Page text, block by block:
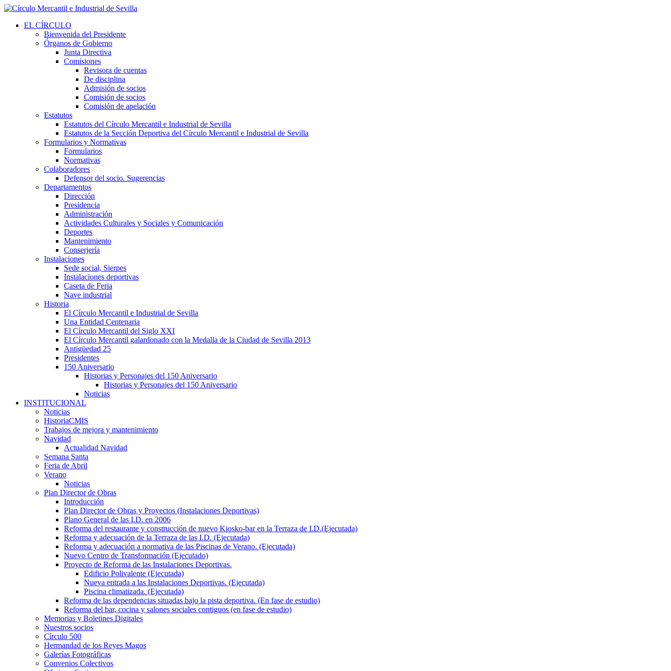
EL CÍRCULO
Bienvenida del Presidente
Órganos de Gobierno
Junta Directiva
Comisiones
Revisora de cuentas
De disciplina
Admisión de socios
Comisión de socios
Comisión de apelación
Estatutos
Estatutos del Círculo Mercantil e Industrial de Sevilla
Estatutos de la Sección Deportiva del Círculo Mercantil e Industrial de Sevilla
Formularios y Normativas
Formularios
Normativas
Colaboradores
Defensor del socio. Sugerencias
Departamentos
Dirección
Presidencia
Administración
Actividades Culturales y Sociales y Comunicación
Deportes
Mantenimiento
Conserjería
Instalaciones
Sede social, Sierpes
Instalaciones deportivas
Caseta de Feria
Nave industrial
Historia
El Círculo Mercantil e Industrial de Sevilla
Una Entidad Centenaria
El Círculo Mercantil del Siglo XXI
El Círculo Mercantil galardonado con la Medalla de la Ciudad de Sevilla 2013
Antigüedad 25
Presidentes
150 Aniversario
Historias y Personajes del 150 Aniversario
Historias y Personajes del 150 Aniversario
Noticias
INSTITUCIONAL
Noticias
HistoriaCMIS
Trabajos de mejora y mantenimiento
Navidad
Actualidad Navidad
Semana Santa
Feria de Abril
Verano
Noticias
Plan Director de Obras
Introducción
Plan Director de Obras y Proyectos (Instalaciones Deportivas)
Plano General de las I.D. en 2006
Reforma del restaurante y construcción de nuevo Kiosko-bar en la Terraza de I.D.(Ejecutada)
Reforma y adecuación de la Terraza de las I.D. (Ejecutada)
Reforma y adecuación a normativa de las Piscinas de Verano. (Ejecutada)
Nuevo Centro de Transformación (Ejecutado)
Proyecto de Reforma de las Instalaciones Deportivas.
Edificio Polivalente (Ejecutada)
Nueva entrada a las Instalaciones Deportivas. (Ejecutada)
Piscina climatizada. (Ejecutada)
Reforma de las dependencias situadas bajo la pista deportiva. (En fase de estudio)
Reforma del bar, cocina y salones sociales contiguos (en fase de estudio)
Memorias y Boletines Digitales
Nuestros socios
Círculo 500
Hermandad de los Reyes Magos
Galerías Fotográficas
Convenios Colectivos